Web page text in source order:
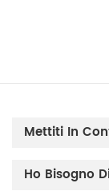
Mettiti In
Ho Bisogno